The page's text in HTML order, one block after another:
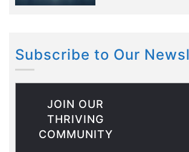
Subscribe to Our
JOIN OUR
THRIVING
COMMUNITY